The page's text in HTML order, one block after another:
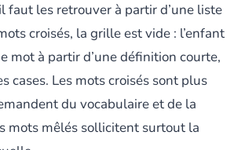
faut les retrouver à partir d’une liste
croisés, la grille est vide : l’enfant
mot à partir d’une définition courte,
cases. Les mots croisés sont plus
du vocabulaire et de la
mots mêlés sollicitent surtout la